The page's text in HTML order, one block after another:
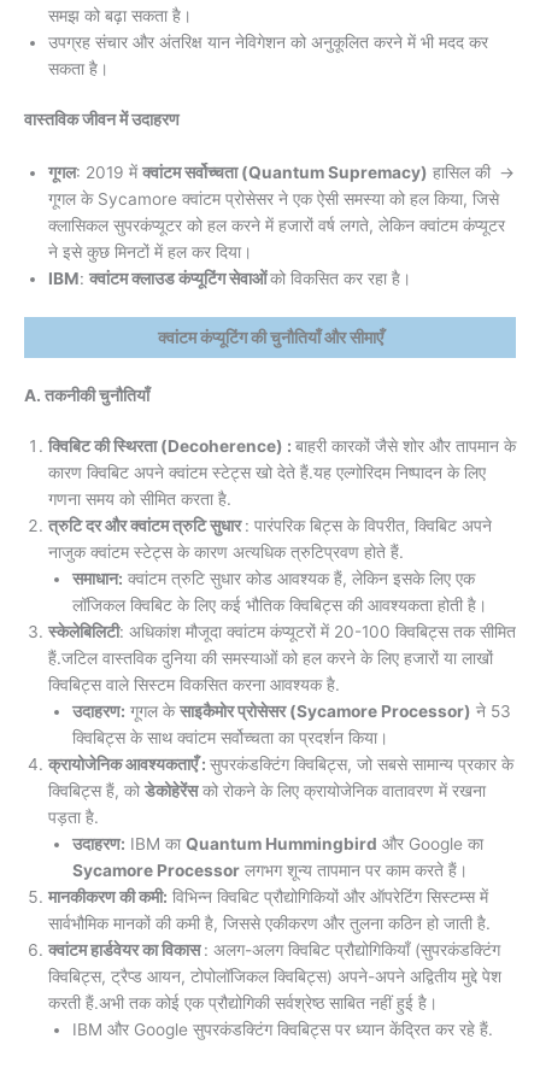
समझ को बढ़ा सकता है।
उपग्रह संचार और अंतरिक्ष यान नेविगेशन को अनुकूलित करने में भी मदद कर
सकता है।
वास्तविक जीवन में उदाहरण
गूगल: 2019 मेंक्वांटम सर्वोच्चता (Quantum Supremacy) हासिल की →
गूगल के Sycamore क्वांटम प्रोसेसर ने एक ऐसी समस्या को हल किया, जिसे
क्लासिकल सुपरकंप्यूटर को हल करने में हजारों वर्ष लगते, लेकिन क्वांटम कंप्यूटर
ने इसे कुछ मिनटों में हल कर दिया।
IBM: क्वांटम क्लाउड कंप्यूटिंग सेवाओंको विकसित कर रहा है।
क्वांटम कंप्यूटिंग की चुनौतियाँ और सीमाएँ
A. तकनीकी चुनौतियाँ
क्विबिट की स्थिरता (Decoherence) : बाहरी कारकों जैसे शोर और तापमान के
कारण क्विबिट अपने क्वांटम स्टेट्स खो देते हैं.यह एल्गोरिदम निष्पादन के लिए
गणना समय को सीमित करता है.
त्रुटि दर और क्वांटम त्रुटि सुधार: पारंपरिक बिट्स के विपरीत, क्विबिट अपने
नाजुक क्वांटम स्टेट्स के कारण अत्यधिक त्रुटिप्रवण होते हैं.
समाधान: क्वांटम त्रुटि सुधार कोड आवश्यक हैं, लेकिन इसके लिए एक
लॉजिकल क्विबिट के लिए कई भौतिक क्विबिट्स की आवश्यकता होती है।
स्केलेबिलिटी: अधिकांश मौजूदा क्वांटम कंप्यूटरों में 20-100 क्विबिट्स तक सीमित
हैं.जटिल वास्तविक दुनिया की समस्याओं को हल करने के लिए हजारों या लाखों
क्विबिट्स वाले सिस्टम विकसित करना आवश्यक है.
उदाहरण: गूगल केसाइकैमोर प्रोसेसर (Sycamore Processor) ने 53
क्विबिट्स के साथ क्वांटम सर्वोच्चता का प्रदर्शन किया।
क्रायोजेनिक आवश्यकताएँ : सुपरकंडक्टिंग क्विबिट्स, जो सबसे सामान्य प्रकार के
क्विबिट्स हैं, को डेकोहेरेंसको रोकने के लिए क्रायोजेनिक वातावरण में रखना
पड़ता है.
उदाहरण: IBM का Quantum Hummingbird और Google का
Sycamore Processor लगभग शून्य तापमान पर काम करते हैं।
मानकीकरण की कमी: विभिन्न क्विबिट प्रौद्योगिकियों और ऑपरेटिंग सिस्टम्स में
सार्वभौमिक मानकों की कमी है, जिससे एकीकरण और तुलना कठिन हो जाती है.
क्वांटम हार्डवेयर का विकास: अलग-अलग क्विबिट प्रौद्योगिकियाँ (सुपरकंडक्टिंग
क्विबिट्स, ट्रैप्ड आयन, टोपोलॉजिकल क्विबिट्स) अपने-अपने अद्वितीय मुद्दे पेश
करती हैं.अभी तक कोई एक प्रौद्योगिकी सर्वश्रेष्ठ साबित नहीं हुई है।
IBM और Google सुपरकंडक्टिंग क्विबिट्स पर ध्यान केंद्रित कर रहे हैं.